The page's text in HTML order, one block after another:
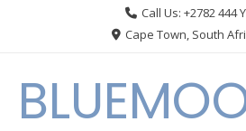
Call Us: +2782 444
Cape Town, South